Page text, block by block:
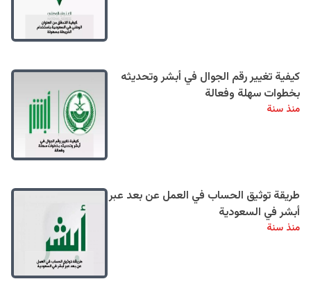
كيفية تغيير رقم الجوال في أبشر وتحديثه
بخطوات سهلة وفعالة
منذ سنة
طريقة توثيق الحساب في العمل عن بعد عبر
أبشر في السعودية
منذ سنة